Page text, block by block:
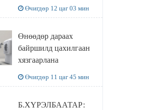
ДЭЛХИЙД
СУРТАЛЧИЛАХ гол
бодлого
Өчигдөр 12 цаг 03 мин
Өнөөдөр дараах
байршилд цахилгаан
хязгаарлана
Өчигдөр 11 цаг 45 мин
Б.ХҮРЭЛБААТАР: